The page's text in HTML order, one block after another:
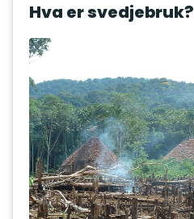
Hva er svedjebruk?